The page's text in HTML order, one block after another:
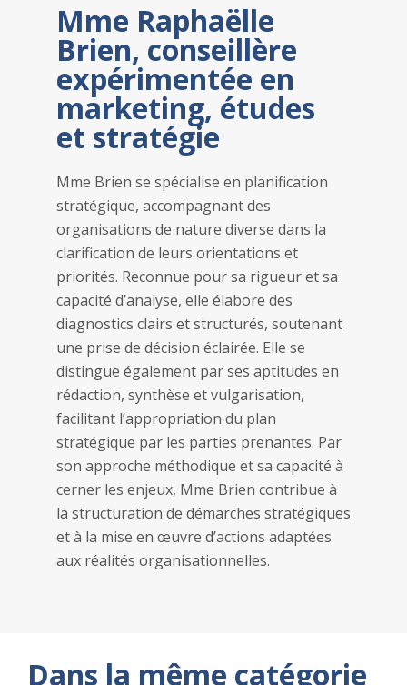
Mme Raphaëlle
Brien, conseillère
expérimentée en
marketing, études
et stratégie
Mme Brien se spécialise en planification
stratégique, accompagnant des
organisations de nature diverse dans la
clarification de leurs orientations et
priorités. Reconnue pour sa rigueur et sa
capacité d’analyse, elle élabore des
diagnostics clairs et structurés, soutenant
une prise de décision éclairée. Elle se
distingue également par ses aptitudes en
rédaction, synthèse et vulgarisation,
facilitant l’appropriation du plan
stratégique par les parties prenantes. Par
son approche méthodique et sa capacité à
cerner les enjeux, Mme Brien contribue à
la structuration de démarches stratégiques
et à la mise en œuvre d’actions adaptées
aux réalités organisationnelles.
Dans la même catégorie